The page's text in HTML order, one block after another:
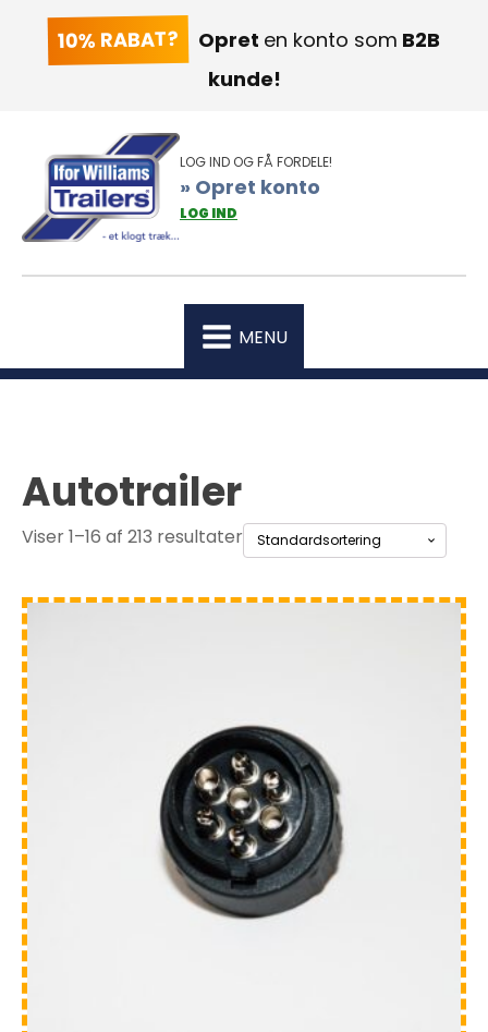
10% RABAT? Opret en konto som B2B
kunde!
LOG IND OG FÅ FORDELE!
» Opret konto
LOG IND
MENU
Autotrailer
Viser 1–16 af 213 resultater